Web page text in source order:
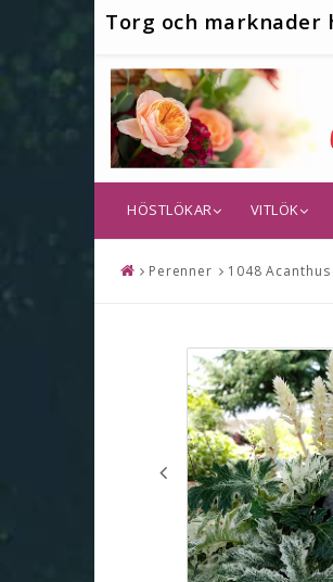
Torg och marknader
HÖSTLÖKAR VITLÖK
Perenner 1048